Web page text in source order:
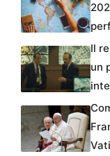
Il
un